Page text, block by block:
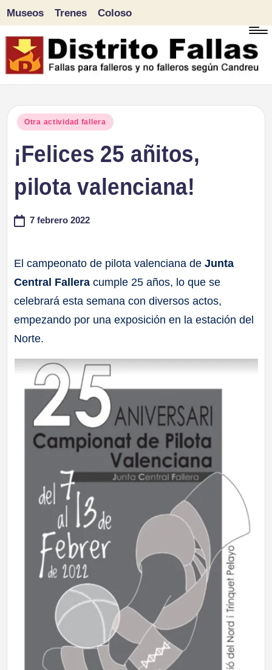
Saltar
al
Museos Trenes Coloso
Publicado
Otra actividad fallera
¡Felices 25 añitos,
pilota valenciana!
7 febrero 2022
El campeonato de pilota valenciana deJunta
Central Fallera cumple 25 años, lo que se
celebrará esta semana con diversos actos,
empezando por una exposición en la estación del
Norte.